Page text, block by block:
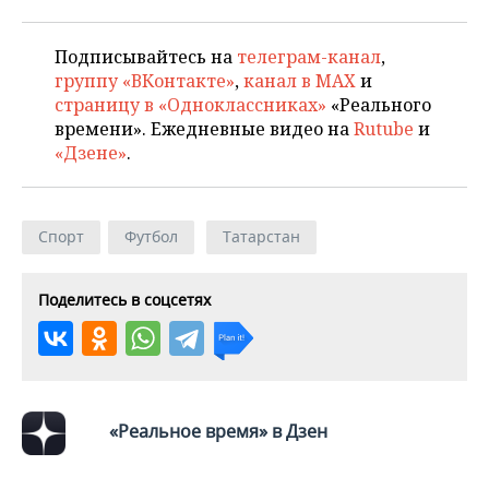
ОТКРЫТАЯ ЛЕКЦИЯ
БАСКЕТБОЛ
ВОЛЕЙБОЛ
КИБЕРСПОРТ
ХОККЕЙ С МЯЧОМ
ИНФРАСТРУКТУРА
ИСТОРИЯ
КУЛЬТУРА
ПРОИСШЕСТВИЯ
СПРАВОЧНИК
СПИСОК ПЕРСОН
СПИСОК КОМПАНИЙ
ПОЛНАЯ ВЕРСИЯ
Подписывайтесь на телеграм-канал,
группу «ВКонтакте»,канал в MAXи
страницу в «Одноклассниках» «Реального
времени». Ежедневные видео наRutube и
«Дзене».
Спорт Футбол Татарстан
Поделитесь в соцсетях
«Реальное время» в Дзен